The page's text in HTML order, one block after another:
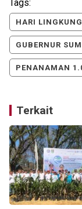
Tags:
HARI
GUBERNUR
PENANAMAN
Terkait